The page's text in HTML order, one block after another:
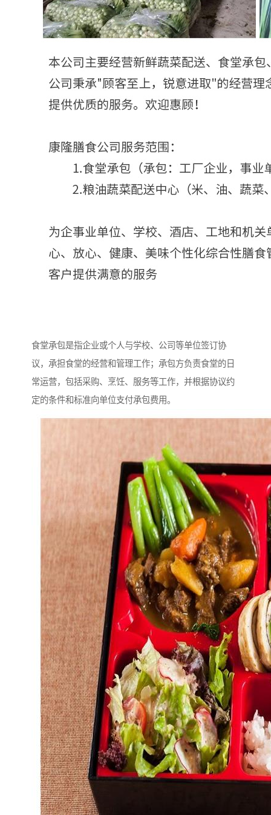
食堂承包是指企业或个人与学校、公司等单位签订协
议，承担食堂的经营和管理工作；承包方负责食堂的日
常运营，包括采购、烹饪、服务等工作，并根据协议约
定的条件和标准向单位支付承包费用。